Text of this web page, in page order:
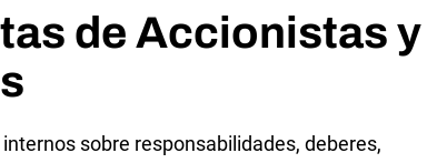
de Accionistas y
sobre responsabilidades, deberes,